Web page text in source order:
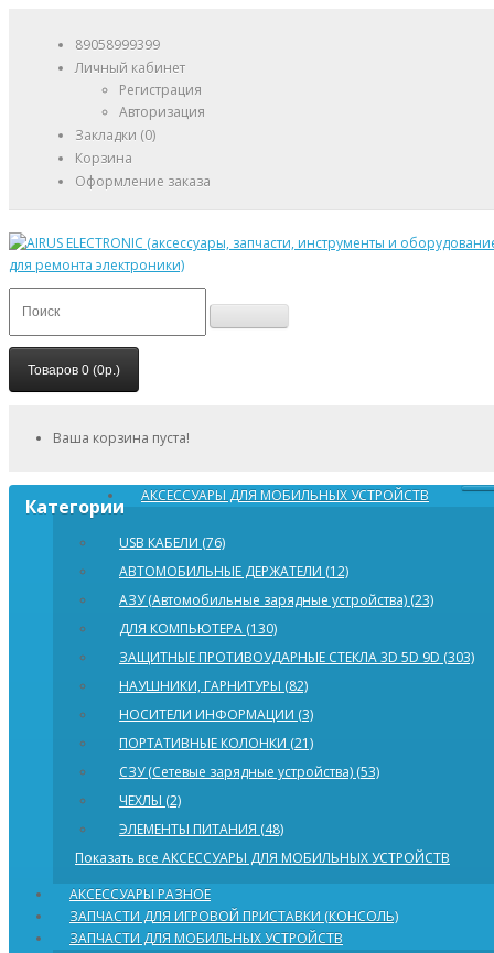
89058999399
Личный кабинет
Регистрация
Авторизация
Закладки (0)
Корзина
Оформление заказа
Товаров 0 (0р.)
Ваша корзина пуста!
Категории АКСЕССУАРЫ ДЛЯ МОБИЛЬНЫХ УСТРОЙСТВ
USB КАБЕЛИ (76)
АВТОМОБИЛЬНЫЕ ДЕРЖАТЕЛИ (12)
АЗУ (Автомобильные зарядные устройства) (23)
ДЛЯ КОМПЬЮТЕРА (130)
ЗАЩИТНЫЕ ПРОТИВОУДАРНЫЕ СТЕКЛА 3D 5D 9D (303)
НАУШНИКИ, ГАРНИТУРЫ (82)
НОСИТЕЛИ ИНФОРМАЦИИ (3)
ПОРТАТИВНЫЕ КОЛОНКИ (21)
СЗУ (Сетевые зарядные устройства) (53)
ЧЕХЛЫ (2)
ЭЛЕМЕНТЫ ПИТАНИЯ (48)
Показать все АКСЕССУАРЫ ДЛЯ МОБИЛЬНЫХ УСТРОЙСТВ
АКСЕССУАРЫ РАЗНОЕ
ЗАПЧАСТИ ДЛЯ ИГРОВОЙ ПРИСТАВКИ (КОНСОЛЬ)
ЗАПЧАСТИ ДЛЯ МОБИЛЬНЫХ УСТРОЙСТВ